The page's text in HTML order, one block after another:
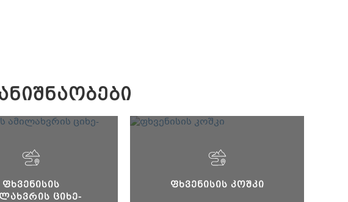
ᲤᲮᲕᲔᲜᲘᲡᲘᲡ
ᲪᲘᲮᲔ-
ᲤᲮᲕᲔᲜᲘᲡᲘᲡ ᲙᲝᲨᲙᲘ